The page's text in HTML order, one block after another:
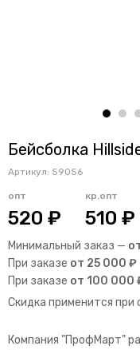
Бейсболка
Артикул: 59056
опт
520 ₽
кр.опт
510 ₽
Минимальный заказ —
При заказе от 25 000 ₽
При заказе от 100 000
Скидка применится при
Компания "ПрофМарт"